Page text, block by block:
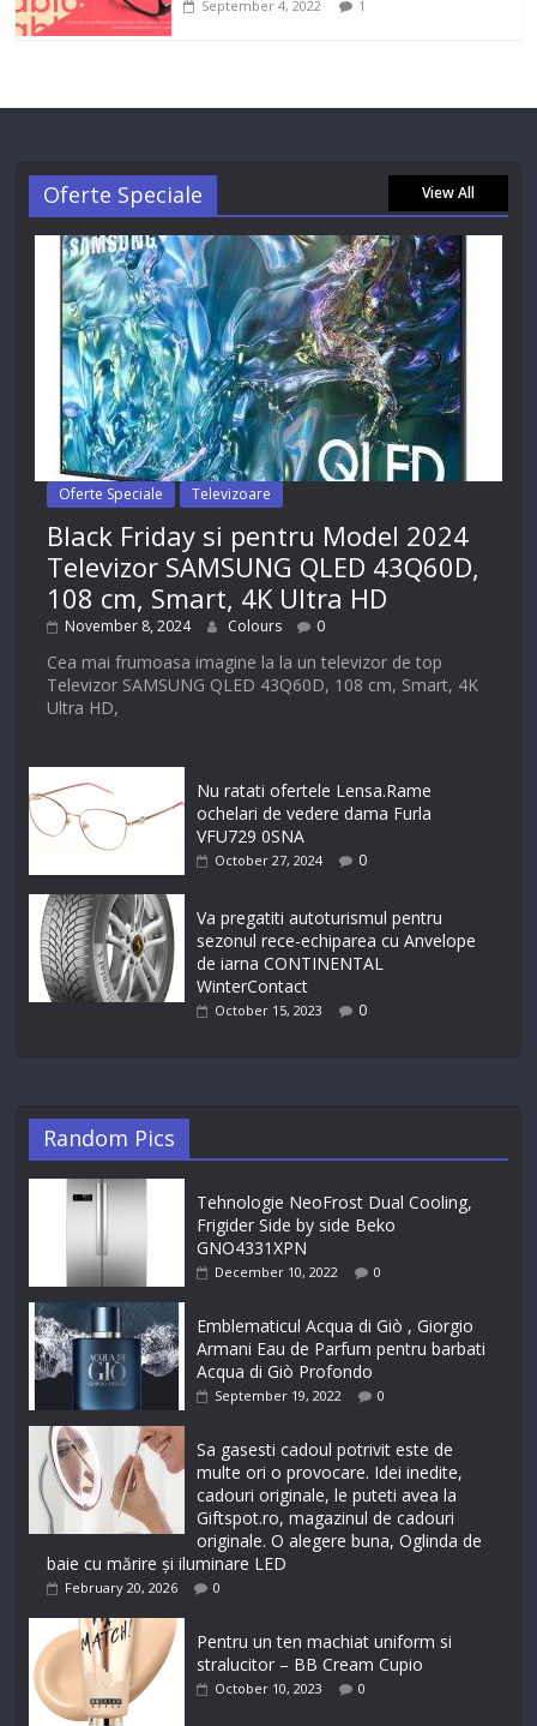
September 4, 2022 1
Oferte Speciale View All
Oferte Speciale Televizoare
Black Friday si pentru Model 2024
Televizor SAMSUNG QLED 43Q60D,
108 cm, Smart, 4K Ultra HD
November 8, 2024 Colours 0
Cea mai frumoasa imagine la la un televizor de top
Televizor SAMSUNG QLED 43Q60D, 108 cm, Smart, 4K
Ultra HD,
Nu ratati ofertele Lensa.Rame
ochelari de vedere dama Furla
VFU729 0SNA
October 27, 2024 0
Va pregatiti autoturismul pentru
sezonul rece-echiparea cu Anvelope
de iarna CONTINENTAL
WinterContact
October 15, 2023 0
Random Pics
Tehnologie NeoFrost Dual Cooling,
Frigider Side by side Beko
GNO4331XPN
December 10, 2022 0
Emblematicul Acqua di Giò , Giorgio
Armani Eau de Parfum pentru barbati
Acqua di Giò Profondo
September 19, 2022 0
Sa gasesti cadoul potrivit este de
multe ori o provocare. Idei inedite,
cadouri originale, le puteti avea la
Giftspot.ro, magazinul de cadouri
originale. O alegere buna, Oglinda de
baie cu mărire și iluminare LED
February 20, 2026 0
Pentru un ten machiat uniform si
stralucitor – BB Cream Cupio
October 10, 2023 0